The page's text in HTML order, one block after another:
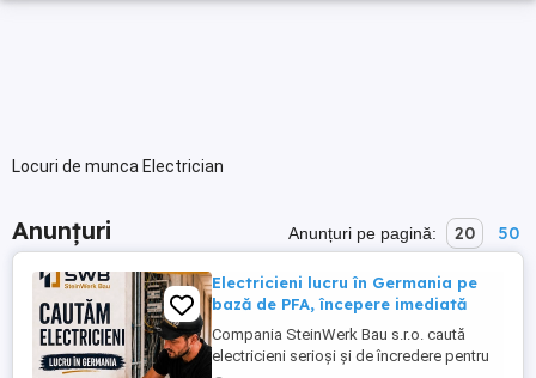
Locuri de munca Electrician
Anunțuri Anunțuri pe pagină: 20 50
Electricieni lucru în Germania pe
bază de PFA, începere imediată
Compania SteinWerk Bau s.r.o. caută
electricieni serioși și de încredere pentru